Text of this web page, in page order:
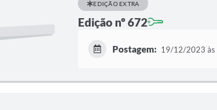
EDIÇÃO EXTRA
Edição nº 672
Postagem: 19/12/2023 às